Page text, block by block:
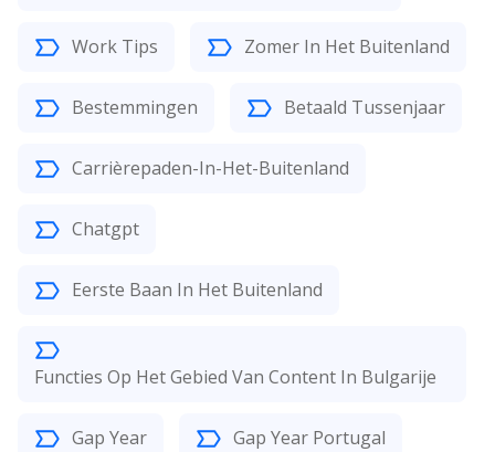
Work Tips Zomer In Het Buitenland
Bestemmingen Betaald Tussenjaar
Carrièrepaden-In-Het-Buitenland
Chatgpt
Eerste Baan In Het Buitenland
Functies Op Het Gebied Van Content In Bulgarije
Gap Year Gap Year Portugal